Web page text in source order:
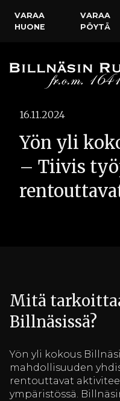
VARAA
HUONE
VARAA
PÖYTÄ
16.11.2024
Yön yli
– Tiivis
Mitä
Billnäsissä?
Yön yli kokous
mahdollisuuden
rentouttavat
ympäristössä.